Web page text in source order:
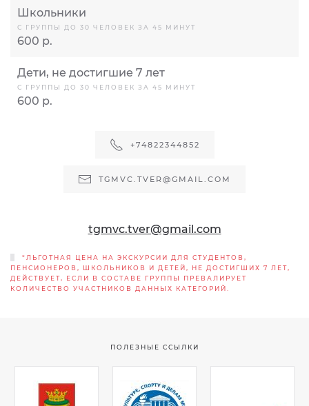
Школьники
С ГРУППЫ ДО 30 ЧЕЛОВЕК ЗА 45 МИНУТ
600 р.
Дети, не достигшие 7 лет
С ГРУППЫ ДО 30 ЧЕЛОВЕК ЗА 45 МИНУТ
600 р.
+74822344852
TGMVC.TVER@GMAIL.COM
tgmvc.tver@gmail.com
*ЛЬГОТНАЯ ЦЕНА НА ЭКСКУРСИИ ДЛЯ СТУДЕНТОВ,
ПЕНСИОНЕРОВ, ШКОЛЬНИКОВ И ДЕТЕЙ, НЕ ДОСТИГШИХ 7 ЛЕТ,
ДЕЙСТВУЕТ, ЕСЛИ В СОСТАВЕ ГРУППЫ ПРЕВАЛИРУЕТ
КОЛИЧЕСТВО УЧАСТНИКОВ ДАННЫХ КАТЕГОРИЙ.
ПОЛЕЗНЫЕ ССЫЛКИ